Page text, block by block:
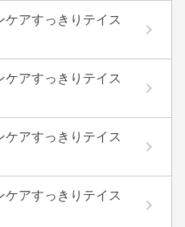
アすっきりテイス
アすっきりテイス
アすっきりテイス
アすっきりテイス